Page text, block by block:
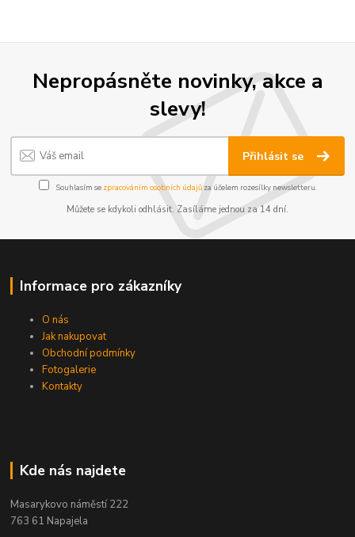
Nepropásněte novinky, akce a
slevy!
Přihlásit se
Souhlasím se zpracováním osobních údajůza účelem rozesílky newsletteru.
Můžete se kdykoli odhlásit. Zasíláme jednou za 14 dní.
Informace pro zákazníky
O nás
Jak nakupovat
Obchodní podmínky
Fotogalerie
Kontakty
Kde nás najdete
Masarykovo náměstí 222
763 61 Napajela